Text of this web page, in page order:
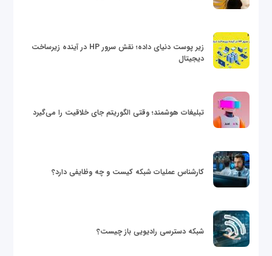
زیر پوست دنیای داده؛ نقش سرور HP در آینده زیرساخت
دیجیتال
تبلیغات هوشمند؛ وقتی الگوریتم جای خلاقیت را می‌گیرد
کارشناس عملیات شبکه کیست و چه وظایفی دارد؟
شبکه دسترسی رادیویی باز چیست؟